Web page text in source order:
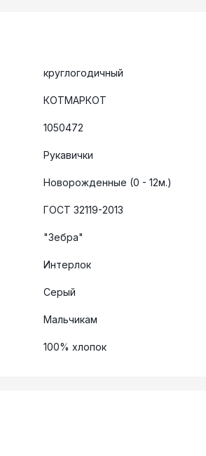
круглогодичный
КОТМАРКОТ
1050472
Рукавички
Новорожденные (0 - 12м.)
ГОСТ 32119-2013
"Зебра"
Интерлок
Серый
Мальчикам
100% хлопок